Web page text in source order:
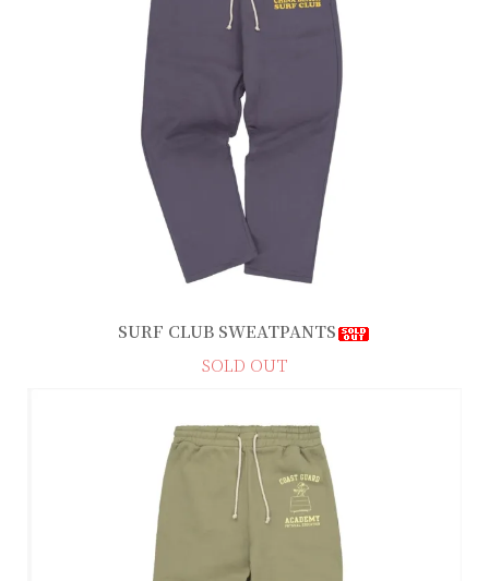
SURF CLUB SWEATPANTS
SOLD OUT